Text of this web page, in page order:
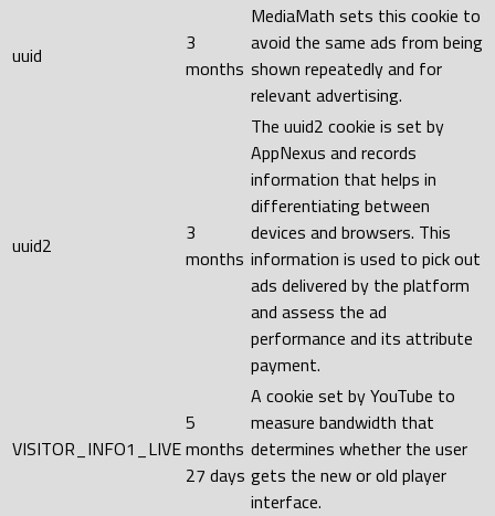
uuid
3
months
MediaMath sets this cookie to
avoid the same ads from being
shown repeatedly and for
relevant advertising.
uuid2
3
months
The uuid2 cookie is set by
AppNexus and records
information that helps in
differentiating between
devices and browsers. This
information is used to pick out
ads delivered by the platform
and assess the ad
performance and its attribute
payment.
VISITOR_INFO1_LIVE
5
months
27 days
A cookie set by YouTube to
measure bandwidth that
determines whether the user
gets the new or old player
interface.